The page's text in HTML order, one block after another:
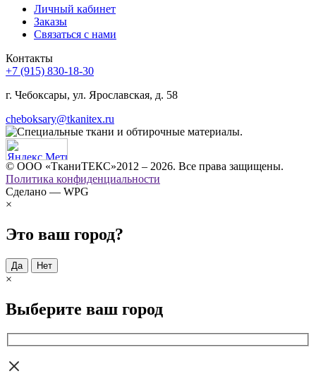
Личный кабинет
Заказы
Связаться с нами
Контакты
+7 (915) 830-18-30
г. Чебоксары, ул. Ярославская, д. 58
cheboksary@tkanitex.ru
© ООО «ТканиТЕКС»2012 – 2026. Все права защищены.
Политика конфиденциальности
Сделано — WPG
×
Это ваш город?
Да Нет
×
Выберите ваш город